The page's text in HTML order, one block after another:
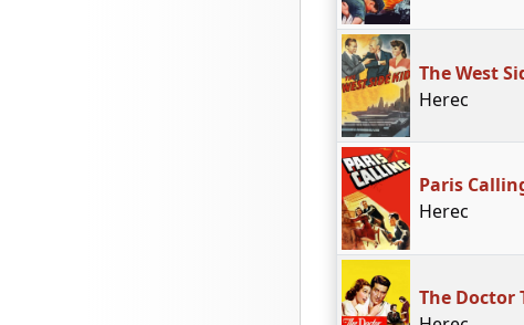
The West
Herec
Paris
Herec
The Doctor